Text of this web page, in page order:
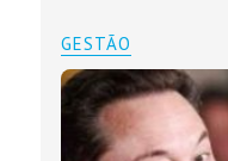
GESTÃO